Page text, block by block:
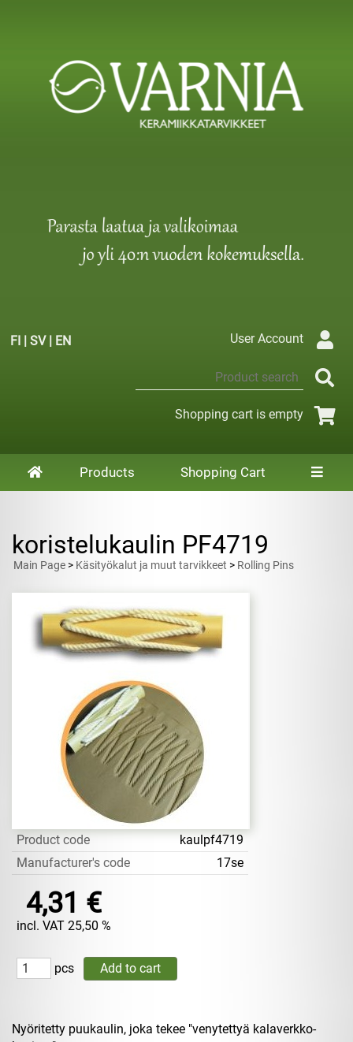
FI | SV| EN User Account
Shopping cart is empty
Products Shopping Cart
koristelukaulin PF4719
Main Page > Käsityökalut ja muut tarvikkeet > Rolling Pins
Product code
kaulpf4719
Manufacturer's code
17se
4,31 €
incl. VAT 25,50 %
pcs
Nyöritetty puukaulin, joka tekee "venytettyä kalaverkko-